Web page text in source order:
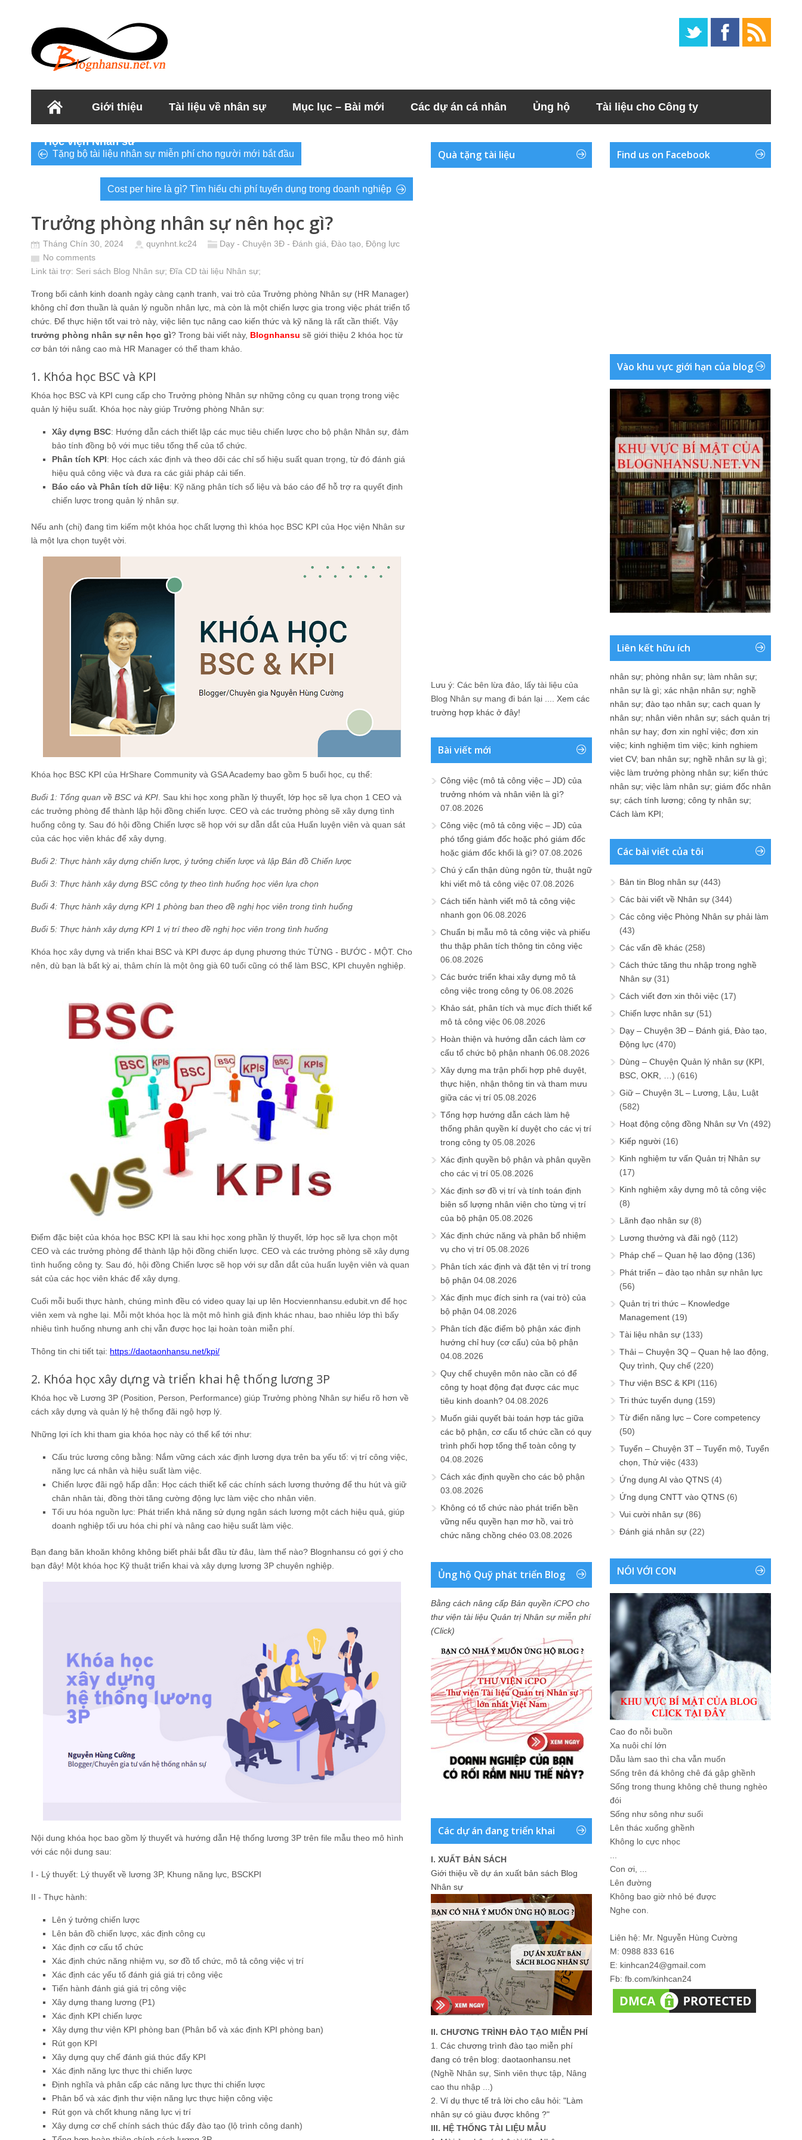
Giới thiệu Tài liệu về nhân sự Mục lục – Bài mới Các dự án cá nhân Ủng hộ Tài liệu cho Công ty
Học viện Nhân sư
Tặng bộ tài liệu nhân sự miễn phí cho người mới bắt đầu
Cost per hire là gì? Tìm hiểu chi phí tuyển dụng trong doanh nghiệp
Trưởng phòng nhân sự nên học gì?
Tháng Chín 30, 2024 quynhnt.kc24
Dạy - Chuyện 3Đ - Đánh giá, Đào tạo, Động lực
No comments
Link tài trợ: Seri sách Blog Nhân sự; Đĩa CD tài liệu Nhân sự;
Trong bối cảnh kinh doanh ngày càng cạnh tranh, vai trò của Trưởng phòng Nhân sự (HR Manager)
không chỉ đơn thuần là quản lý nguồn nhân lực, mà còn là một chiến lược gia trong việc phát triển tổ
chức. Để thực hiện tốt vai trò này, việc liên tục nâng cao kiến thức và kỹ năng là rất cần thiết. Vậy
trưởng phòng nhân sự nên học gì? Trong bài viết này, Blognhansu sẽ giới thiệu 2 khóa học từ
cơ bản tới nâng cao mà HR Manager có thể tham khảo.
1. Khóa học BSC và KPI
Khóa học BSC và KPI cung cấp cho Trưởng phòng Nhân sự những công cụ quan trọng trong việc
quản lý hiệu suất. Khóa học này giúp Trưởng phòng Nhân sự:
Xây dựng BSC: Hướng dẫn cách thiết lập các mục tiêu chiến lược cho bộ phận Nhân sự, đảm
bảo tính đồng bộ với mục tiêu tổng thể của tổ chức.
Phân tích KPI: Học cách xác định và theo dõi các chỉ số hiệu suất quan trọng, từ đó đánh giá
hiệu quả công việc và đưa ra các giải pháp cải tiến.
Báo cáo và Phân tích dữ liệu: Kỹ năng phân tích số liệu và báo cáo để hỗ trợ ra quyết định
chiến lược trong quản lý nhân sự.
Nếu anh (chị) đang tìm kiếm một khóa học chất lượng thì khóa học BSC KPI của Học viện Nhân sư
là một lựa chọn tuyệt vời.
Khóa học BSC KPI của HrShare Community và GSA Academy bao gồm 5 buổi học, cụ thể:
Buổi 1: Tổng quan về BSC và KPI Sau khi học xong phần lý thuyết, lớp học sẽ lựa chọn 1 CEO và
các trưởng phòng để thành lập hội đồng chiến lược. CEO và các trưởng phòng sẽ xây dựng tình
huống công ty. Sau đó hội đồng Chiến lược sẽ họp với sự dẫn dắt của Huấn luyện viên và quan sát
của các học viên khác để xây dựng.
Buổi 2: Thực hành xây dựng chiến lược, ý tưởng chiến lược và lập Bản đồ Chiến lược
Buổi 3: Thực hành xây dựng BSC công ty theo tình huống học viên lựa chọn
Buổi 4: Thực hành xây dựng KPI 1 phòng ban theo đề nghị học viên trong tình huống
Buổi 5: Thực hành xây dựng KPI 1 vị trí theo đề nghị học viên trong tình huống
Khóa học xây dựng và triển khai BSC và KPI được áp dụng phương thức TỪNG - BƯỚC - MỘT. Cho
nên, dù bạn là bất kỳ ai, thâm chín là một ông già 60 tuổi cũng có thể làm BSC, KPI chuyên nghiệp.
Điểm đặc biệt của khóa học BSC KPI là sau khi học xong phần lý thuyết, lớp học sẽ lựa chọn một
CEO và các trưởng phòng để thành lập hội đồng chiến lược. CEO và các trưởng phòng sẽ xây dựng
tình huống công ty. Sau đó, hội đồng Chiến lược sẽ họp với sự dẫn dắt của huấn luyện viên và quan
sát của các học viên khác để xây dựng.
Cuối mỗi buổi thực hành, chúng mình đều có video quay lại up lên Hocviennhansu.edubit.vn để học
viên xem và nghe lại. Mỗi một khóa học là một mô hình giả định khác nhau, bao nhiêu lớp thì bấy
nhiêu tình huống nhưng anh chị vẫn được học lại hoàn toàn miễn phí.
Thông tin chi tiết tại: https://daotaonhansu.net/kpi/
2. Khóa học xây dựng và triển khai hệ thống lương 3P
Khóa học về Lương 3P (Position, Person, Performance) giúp Trưởng phòng Nhân sự hiểu rõ hơn về
cách xây dựng và quản lý hệ thống đãi ngộ hợp lý.
Những lợi ích khi tham gia khóa học này có thể kể tới như:
Cấu trúc lương công bằng: Nắm vững cách xác định lương dựa trên ba yếu tố: vị trí công việc,
năng lực cá nhân và hiệu suất làm việc.
Chiến lược đãi ngộ hấp dẫn: Học cách thiết kế các chính sách lương thưởng để thu hút và giữ
chân nhân tài, đồng thời tăng cường động lực làm việc cho nhân viên.
Tối ưu hóa nguồn lực: Phát triển khả năng sử dụng ngân sách lương một cách hiệu quả, giúp
doanh nghiệp tối ưu hóa chi phí và nâng cao hiệu suất làm việc.
Bạn đang băn khoăn không không biết phải bắt đầu từ đâu, làm thế nào? Blognhansu có gợi ý cho
bạn đây! Một khóa học Kỹ thuật triển khai và xây dựng lương 3P chuyên nghiệp.
Nội dung khóa học bao gồm lý thuyết và hướng dẫn Hệ thống lương 3P trên file mẫu theo mô hình
với các nội dung sau:
I - Lý thuyết: Lý thuyết về lương 3P, Khung năng lực, BSCKPI
II - Thực hành:
Lên ý tưởng chiến lược
Lên bản đồ chiến lược, xác định công cụ
Xác định cơ cấu tổ chức
Xác định chức năng nhiệm vụ, sơ đồ tổ chức, mô tả công việc vị trí
Xác định các yếu tố đánh giá giá trị công việc
Tiến hành đánh giá giá trị công việc
Xây dựng thang lương (P1)
Xác định KPI chiến lược
Xây dựng thư viện KPI phòng ban (Phân bổ và xác định KPI phòng ban)
Rút gọn KPI
Xây dựng quy chế đánh giá thúc đẩy KPI
Xác định năng lực thực thi chiến lược
Định nghĩa và phân cấp các năng lực thực thi chiến lược
Phân bổ và xác định thư viện năng lực thực hiện công việc
Rút gọn và chốt khung năng lực vị trí
Xây dựng cơ chế chính sách thúc đẩy đào tạo (lộ trình công danh)
Quà tặng tài liệu
Lưu ý: Các bên lừa đảo, lấy tài liệu của
Blog Nhân sự mang đi bán lại .... Xem các
trường hợp khác ở đây!
Bài viết mới
Công việc (mô tả công việc – JD) của
trưởng nhóm và nhân viên là gì?
07.08.2026
Công việc (mô tả công việc – JD) của
phó tổng giám đốc hoặc phó giám đốc
hoặc giám đốc khối là gì? 07.08.2026
Chú ý cẩn thận dùng ngôn từ, thuật ngữ
khi viết mô tả công việc 07.08.2026
Cách tiến hành viết mô tả công việc
nhanh gọn 06.08.2026
Chuẩn bị mẫu mô tả công việc và phiếu
thu thập phân tích thông tin công việc
06.08.2026
Các bước triển khai xây dựng mô tả
công việc trong công ty 06.08.2026
Khảo sát, phân tích và mục đích thiết kế
mô tả công việc 06.08.2026
Hoàn thiện và hướng dẫn cách làm cơ
cấu tổ chức bộ phận nhanh 06.08.2026
Xây dựng ma trận phối hợp phê duyệt,
thực hiện, nhận thông tin và tham mưu
giữa các vị trí 05.08.2026
Tổng hợp hướng dẫn cách làm hệ
thống phân quyền kí duyệt cho các vị trí
trong công ty 05.08.2026
Xác định quyền bộ phận và phân quyền
cho các vị trí 05.08.2026
Xác định sơ đồ vị trí và tính toán định
biên số lượng nhân viên cho từng vị trí
của bộ phận 05.08.2026
Xác định chức năng và phân bổ nhiệm
vụ cho vị trí 05.08.2026
Phân tích xác định và đặt tên vị trí trong
bộ phận 04.08.2026
Xác định mục đích sinh ra (vai trò) của
bộ phận 04.08.2026
Phân tích đặc điểm bộ phận xác định
hướng chỉ huy (cơ cấu) của bộ phận
04.08.2026
Quy chế chuyên môn nào cần có để
công ty hoạt động đạt được các mục
tiêu kinh doanh? 04.08.2026
Muốn giải quyết bài toán hợp tác giữa
các bộ phận, cơ cấu tổ chức cần có quy
trình phối hợp tổng thể toàn công ty
04.08.2026
Cách xác định quyền cho các bộ phận
03.08.2026
Không có tổ chức nào phát triển bền
vững nếu quyền hạn mơ hồ, vai trò
chức năng chồng chéo 03.08.2026
Ủng hộ Quỹ phát triển Blog
Bằng cách nâng cấp Bản quyền iCPO cho
thư viện tài liệu Quản trị Nhân sự miễn phí
(Click)
Các dự án đang triển khai
I. XUẤT BẢN SÁCH
Giới thiệu về dự án xuất bản sách Blog
Nhân sự
II. CHƯƠNG TRÌNH ĐÀO TẠO MIỄN PHÍ
1. Các chương trình đào tạo miễn phí
đang có trên blog: daotaonhansu.net
(Nghề Nhân sự, Sinh viên thực tập, Nâng
cao thu nhập ...)
2. Ví dụ thực tế trả lời cho câu hỏi: "Làm
nhân sự có giàu được không ?"
III. HỆ THỐNG TÀI LIỆU MẪU
Find us on Facebook
Vào khu vực giới hạn của blog
Liên kết hữu ích
nhân sự; phòng nhân sự; làm nhân sự;
nhân sự là gì; xác nhận nhân sự; nghề
nhân sự; đào tạo nhân sự; cach quan ly
nhân sự; nhân viên nhân sự; sách quản trị
nhân sự hay; đơn xin nghỉ việc; đơn xin
việc; kinh nghiệm tìm việc; kinh nghiem
viet CV; ban nhân sự; nghề nhân sự là gì;
việc làm trưởng phòng nhân sự; kiến thức
nhân sự; việc làm nhân sự; giám đốc nhân
sự; cách tính lương; công ty nhân sự;
Cách làm KPI;
Các bài viết của tôi
Bản tin Blog nhân sự (443)
Các bài viết về Nhân sự (344)
Các công việc Phòng Nhân sự phải làm
(43)
Các vấn đề khác (258)
Cách thức tăng thu nhập trong nghề
Nhân sự (31)
Cách viết đơn xin thôi việc (17)
Chiến lược nhân sự (51)
Dạy – Chuyện 3Đ – Đánh giá, Đào tạo,
Động lực (470)
Dùng – Chuyện Quản lý nhân sự (KPI,
BSC, OKR, …) (616)
Giữ – Chuyện 3L – Lương, Lậu, Luật
(582)
Hoạt động cộng đồng Nhân sự Vn (492)
Kiếp người (16)
Kinh nghiệm tư vấn Quản trị Nhân sự
(17)
Kinh nghiệm xây dựng mô tả công việc
(8)
Lãnh đạo nhân sự (8)
Lương thưởng và đãi ngộ (112)
Pháp chế – Quan hệ lao động (136)
Phát triển – đào tạo nhân sự nhân lực
(56)
Quản trị tri thức – Knowledge
Management (19)
Tài liệu nhân sự (133)
Thải – Chuyện 3Q – Quan hệ lao động,
Quy trình, Quy chế (220)
Thư viện BSC & KPI (116)
Tri thức tuyển dụng (159)
Từ điển năng lực – Core competency
(50)
Tuyển – Chuyện 3T – Tuyển mộ, Tuyển
chọn, Thử việc (433)
Ứng dụng AI vào QTNS (4)
Ứng dụng CNTT vào QTNS (6)
Vui cười nhân sự (86)
Đánh giá nhân sự (22)
NÓI VỚI CON
Cao đo nỗi buồn
Xa nuôi chí lớn
Dẫu làm sao thì cha vẫn muốn
Sống trên đá không chê đá gập ghềnh
Sống trong thung không chê thung nghèo
đói
Sống như sông như suối
Lên thác xuống ghềnh
Không lo cực nhọc
Con ơi, ...
Lên đường
Không bao giờ nhỏ bé được
Nghe con.
Liên hệ: Mr. Nguyễn Hùng Cường
M: 0988 833 616
E: kinhcan24@gmail.com
Fb: fb.com/kinhcan24